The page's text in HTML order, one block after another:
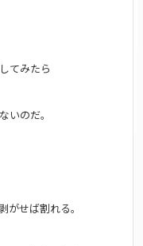
てみたら
いのだ。
がせば割れる。